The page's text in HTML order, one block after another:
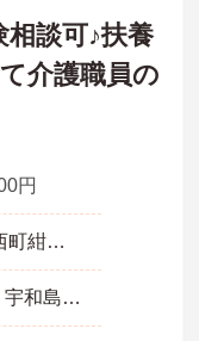
す♪
相談可♪扶養
介護職員の
円
愛媛県 今治市 大西町紺原甲828-1
ＪＲ予讃線(高松－宇和島)「大西駅」徒歩13分